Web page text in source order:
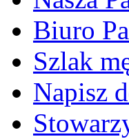
Biuro
Szlak
Napisz